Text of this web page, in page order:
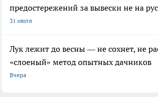
предостережений за вывески не на
31 июля
Лук лежит до весны — не сохнет, не
«слоеный» метод опытных дачников
Вчера